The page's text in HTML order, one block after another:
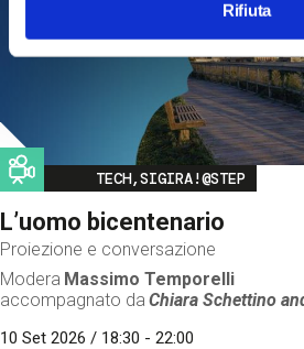
Rifiuta
Image
TECH,SIGIRA!@STEP
L’uomo bicentenario
Proiezione e conversazione
Modera Massimo Temporelli
accompagnato da Chiara Schettino
10 Set 2026 / 18:30 - 22:00